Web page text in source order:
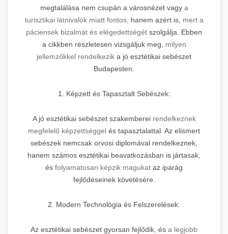
megtalálása nem csupán a városnézet vagy a
turisztikai látnivalók miatt fontos, hanem azért is, mert a
páciensek bizalmát és elégedettségét szolgálja. Ebben
a cikkben részletesen vizsgáljuk meg, milyen
jellemzőkkel rendelkezik a jó esztétikai sebészet
Budapesten.
1. Képzett és Tapasztalt Sebészek:
A jó esztétikai sebészet szakemberei rendelkeznek
megfelelő képzettséggel és tapasztalattal. Az elismert
sebészek nemcsak orvosi diplomával rendelkeznek,
hanem számos esztétikai beavatkozásban is jártasak,
és folyamatosan képzik magukat az iparág
fejlődéseinek követésére.
2. Modern Technológia és Felszerelések:
Az esztétikai sebészet gyorsan fejlődik, és a legjobb